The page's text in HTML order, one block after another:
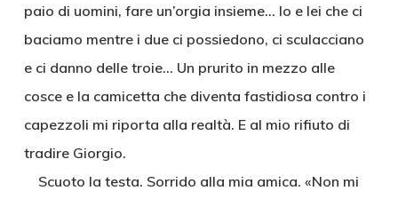
paio di uomini, fare un’orgia insieme… Io e lei che ci
baciamo mentre i due ci possiedono, ci sculacciano
e ci danno delle troie… Un prurito in mezzo alle
cosce e la camicetta che diventa fastidiosa contro i
capezzoli mi riporta alla realtà. E al mio rifiuto di
tradire Giorgio.
Scuoto la testa. Sorrido alla mia amica. «Non mi